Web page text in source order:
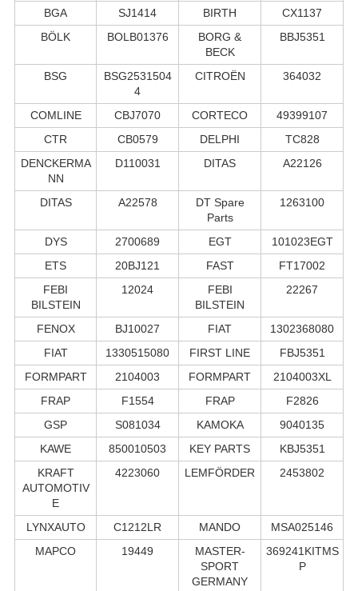
BGA SJ1414 BIRTH
CX1137
BÖLK
BOLB01376
BORG &
BECK
BBJ5351
BSG
BSG2531504
4
CITROËN 364032
COMLINE CBJ7070 CORTECO
49399107
CTR
CB0579 DELPHI
TC828
DENCKERMA
NN
D110031 DITAS A22126
DITAS A22578
DT Spare
Parts
1263100
DYS 2700689 EGT
101023EGT
ETS
20BJ121 FAST
FT17002
FEBI
BILSTEIN
12024
FEBI
BILSTEIN
22267
FENOX BJ10027 FIAT
1302368080
FIAT
1330515080 FIRST LINE
FBJ5351
FORMPART
2104003 FORMPART
2104003XL
FRAP
F1554 FRAP
F2826
GSP
S081034 KAMOKA
9040135
KAWE
850010503 KEY PARTS
KBJ5351
KRAFT
AUTOMOTIV
E
4223060 LEMFÖRDER 2453802
LYNXAUTO C1212LR MANDO
MSA025146
MAPCO
19449
MASTER-
SPORT
GERMANY
369241KITMS
P